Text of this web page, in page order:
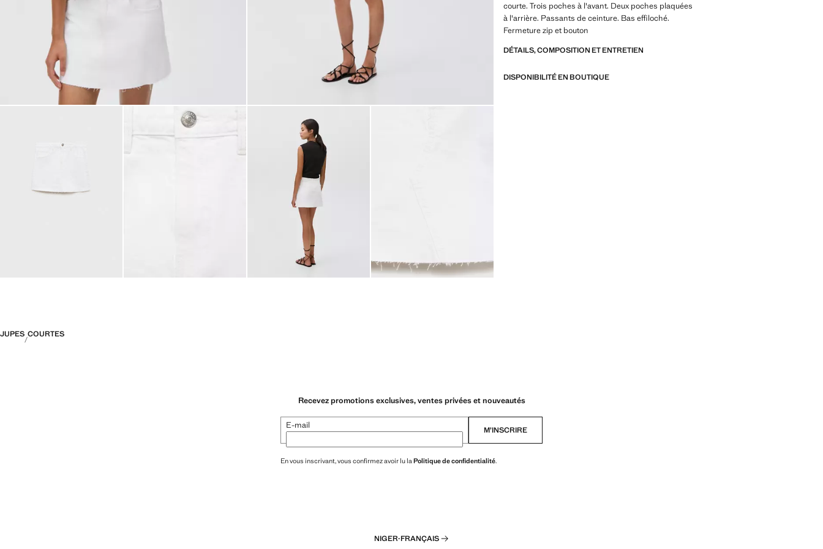
courte. Trois poches à l'avant. Deux poches plaquées
à l'arrière. Passants de ceinture. Bas effiloché.
Fermeture zip et bouton
DÉTAILS, COMPOSITION ET ENTRETIEN
DISPONIBILITÉ EN BOUTIQUE
JUPES COURTES
Recevez promotions exclusives, ventes privées et nouveautés
E-mail M’INSCRIRE
En vous inscrivant, vous confirmez avoir lu laPolitique de confidentialité.
NIGER·FRANÇAIS